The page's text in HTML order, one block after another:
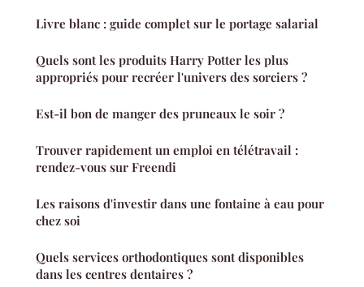
Livre blanc : guide complet sur le portage salarial
Quels sont les produits Harry Potter les plus
appropriés pour recréer l'univers des sorciers ?
Est-il bon de manger des pruneaux le soir ?
Trouver rapidement un emploi en télétravail :
rendez-vous sur Freendi
Les raisons d'investir dans une fontaine à eau pour
chez soi
Quels services orthodontiques sont disponibles
dans les centres dentaires ?